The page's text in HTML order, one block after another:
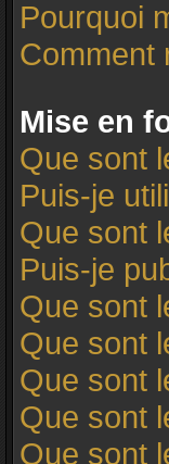
Pourquoi
Comment
Mise en
Que sont
Puis-je
Que sont
Puis-je
Que sont
Que sont
Que sont
Que sont
Que sont